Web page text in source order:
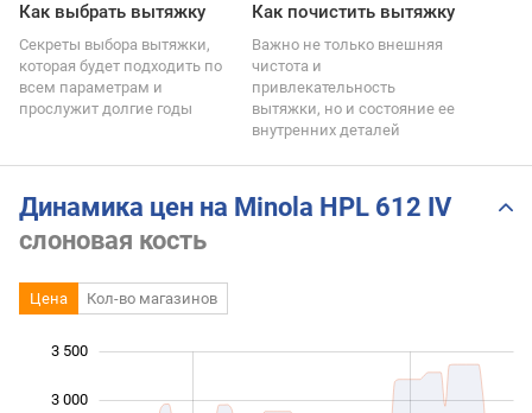
Как выбрать вытяжку
Секреты выбора вытяжки,
которая будет подходить по
всем параметрам и
прослужит долгие годы
Как почистить вытяжку
Важно не только внешняя
чистота и
привлекательность
вытяжки, но и состояние ее
внутренних деталей
Динамика цен на Minola HPL 612 IV
слоновая кость
Цена Кол-во магазинов
3 000
3 500